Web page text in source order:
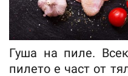
Гуша на пиле.
пилето е част от